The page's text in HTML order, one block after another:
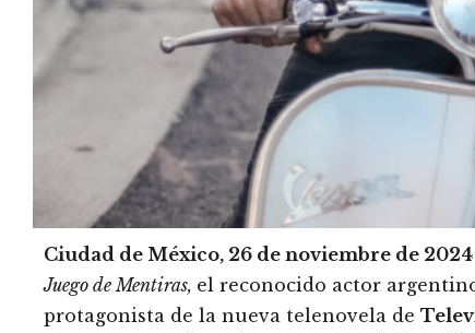
Ciudad de México, 26 de noviembre de 2024
Juego de Mentiras, el reconocido actor
protagonista de la nueva telenovela de